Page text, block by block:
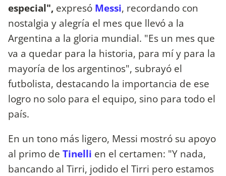
especial", expresó Messi, recordando con
nostalgia y alegría el mes que llevó a la
Argentina a la gloria mundial. "Es un mes que
va a quedar para la historia, para mí y para la
mayoría de los argentinos", subrayó el
futbolista, destacando la importancia de ese
logro no solo para el equipo, sino para todo el
país.
En un tono más ligero, Messi mostró su apoyo
al primo de Tinelli en el certamen: "Y nada,
bancando al Tirri, jodido el Tirri pero estamos